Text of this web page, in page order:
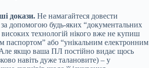
докази. Не намагайтеся довести
допомогою будь-яких “документальних
технологій нікого вже не купиш
паспортом” або “унікальним електронним
якщо ваша ПЛ постійно видає щось
навіть дуже талановите) – у